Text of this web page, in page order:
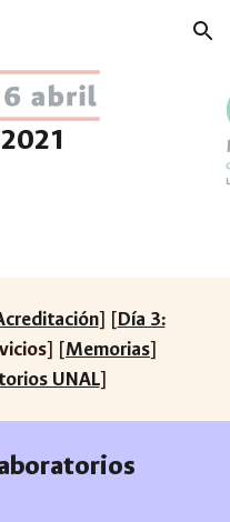
Skip to navigation
] [Día 3:
] [Memorias]
UNAL]